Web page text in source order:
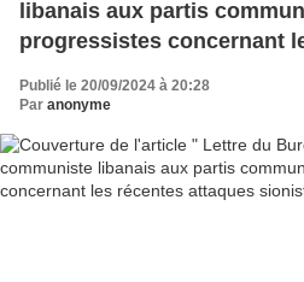
libanais aux partis
progressistes concernant
sionistes sur le Liban
Publié le 20/09/2024 à 20:28
Par anonyme